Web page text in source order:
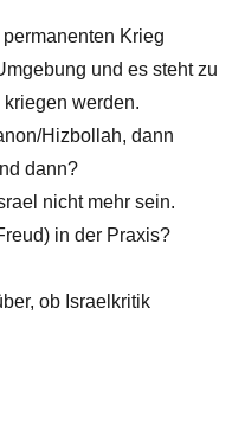
Krieg
und es steht zu
werden.
Hizbollah, dann
dann?
nicht mehr sein.
in der Praxis?
ob Israelkritik